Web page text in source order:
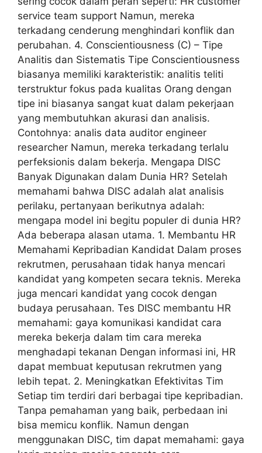
service team support Namun, mereka
terkadang cenderung menghindari konflik dan
perubahan. 4. Conscientiousness (C) – Tipe
Analitis dan Sistematis Tipe Conscientiousness
biasanya memiliki karakteristik: analitis teliti
terstruktur fokus pada kualitas Orang dengan
tipe ini biasanya sangat kuat dalam pekerjaan
yang membutuhkan akurasi dan analisis.
Contohnya: analis data auditor engineer
researcher Namun, mereka terkadang terlalu
perfeksionis dalam bekerja. Mengapa DISC
Banyak Digunakan dalam Dunia HR? Setelah
memahami bahwa DISC adalah alat analisis
perilaku, pertanyaan berikutnya adalah:
mengapa model ini begitu populer di dunia HR?
Ada beberapa alasan utama. 1. Membantu HR
Memahami Kepribadian Kandidat Dalam proses
rekrutmen, perusahaan tidak hanya mencari
kandidat yang kompeten secara teknis. Mereka
juga mencari kandidat yang cocok dengan
budaya perusahaan. Tes DISC membantu HR
memahami: gaya komunikasi kandidat cara
mereka bekerja dalam tim cara mereka
menghadapi tekanan Dengan informasi ini, HR
dapat membuat keputusan rekrutmen yang
lebih tepat. 2. Meningkatkan Efektivitas Tim
Setiap tim terdiri dari berbagai tipe kepribadian.
Tanpa pemahaman yang baik, perbedaan ini
bisa memicu konflik. Namun dengan
menggunakan DISC, tim dapat memahami: gaya